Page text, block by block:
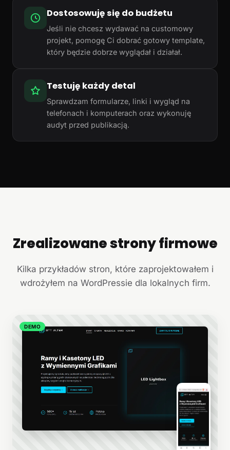
Dostosowuję się do budżetu
Jeśli nie chcesz wydawać na customowy
projekt, pomogę Ci dobrać gotowy template,
który będzie dobrze wyglądał i działał.
Testuję każdy detal
Sprawdzam formularze, linki i wygląd na
telefonach i komputerach oraz wykonuję
audyt przed publikacją.
+
Zrealizowane strony firmowe
Kilka przykładów stron, które zaprojektowałem i
wdrożyłem na WordPressie dla lokalnych firm.
DEMO